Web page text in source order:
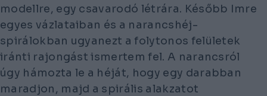
modellre, egy csavarodó létrára. Később Imre
egyes vázlataiban és a narancshéj-
spirálokban ugyanezt a folytonos felületek
iránti rajongást ismertem fel. A narancsról
úgy hámozta le a héját, hogy egy darabban
maradjon, majd a spirális alakzatot